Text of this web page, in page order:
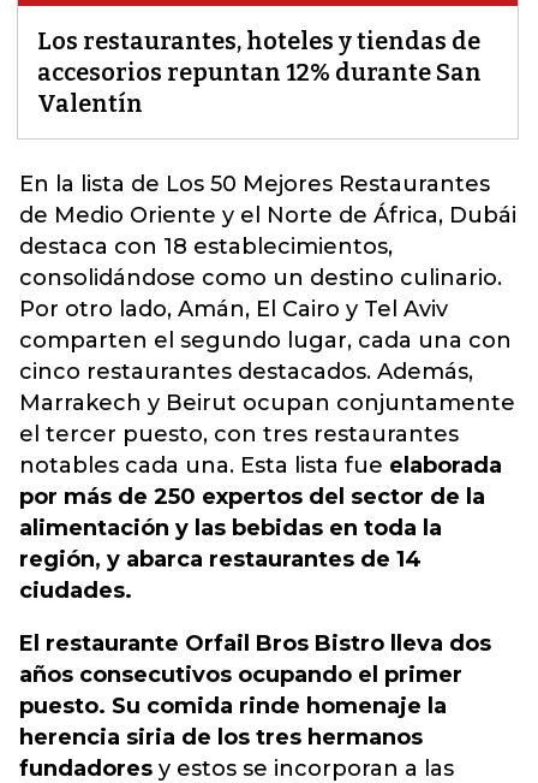
Los restaurantes, hoteles y tiendas de
accesorios repuntan 12% durante San
Valentín
En la lista de Los 50 Mejores Restaurantes
de Medio Oriente y el Norte de África, Dubái
destaca con 18 establecimientos,
consolidándose como un destino culinario.
Por otro lado, Amán, El Cairo y Tel Aviv
comparten el segundo lugar, cada una con
cinco restaurantes destacados. Además,
Marrakech y Beirut ocupan conjuntamente
el tercer puesto, con tres restaurantes
notables cada una. Esta lista fue elaborada
por más de 250 expertos del sector de la
alimentación y las bebidas en toda la
región, y abarca restaurantes de 14
ciudades.
El restaurante Orfail Bros Bistro lleva dos
años consecutivos ocupando el primer
puesto. Su comida rinde homenaje la
herencia siria de los tres hermanos
fundadores y estos se incorporan a las